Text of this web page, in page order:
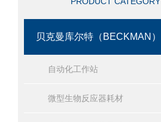
贝克曼库尔特（BECKMAN）
自动化工作站
微型生物反应器耗材